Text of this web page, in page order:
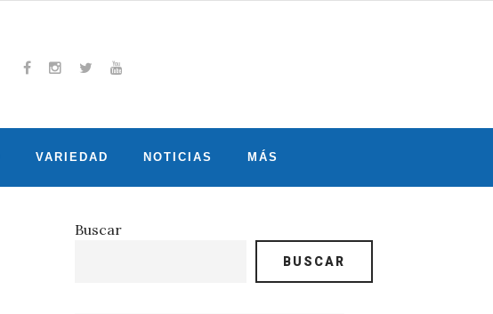
VARIEDAD NOTICIAS MÁS
Buscar
BUSCAR